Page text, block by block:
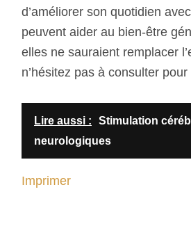
d’améliorer son quotidien
peuvent aider au bien-être
elles ne sauraient remplacer
n’hésitez pas à consulter
Lire aussi :
Stimulation
neurologiques
Imprimer